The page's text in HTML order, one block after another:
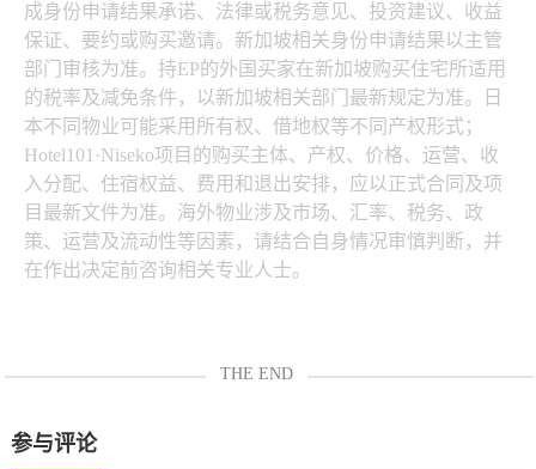
成身份申请结果承诺、法律或税务意见、投资建议、收益
保证、要约或购买邀请。新加坡相关身份申请结果以主管
部门审核为准。持EP的外国买家在新加坡购买住宅所适用
的税率及减免条件，以新加坡相关部门最新规定为准。日
本不同物业可能采用所有权、借地权等不同产权形式；
Hotel101·Niseko项目的购买主体、产权、价格、运营、收
入分配、住宿权益、费用和退出安排，应以正式合同及项
目最新文件为准。海外物业涉及市场、汇率、税务、政
策、运营及流动性等因素，请结合自身情况审慎判断，并
在作出决定前咨询相关专业人士。
THE END
参与评论